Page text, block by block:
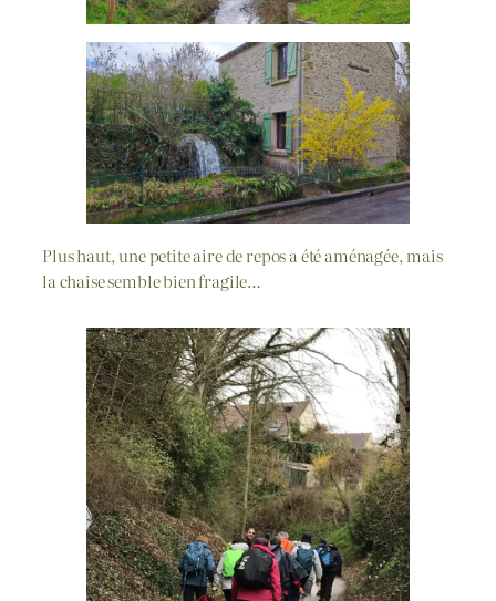
Plus haut, une petite aire de repos a été aménagée, mais
la chaise semble bien fragile…